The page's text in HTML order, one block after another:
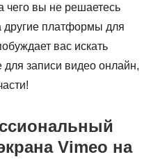
чего вы не решаетесь
другие платформы для
вас искать
записи видео онлайн,
Vimeo на